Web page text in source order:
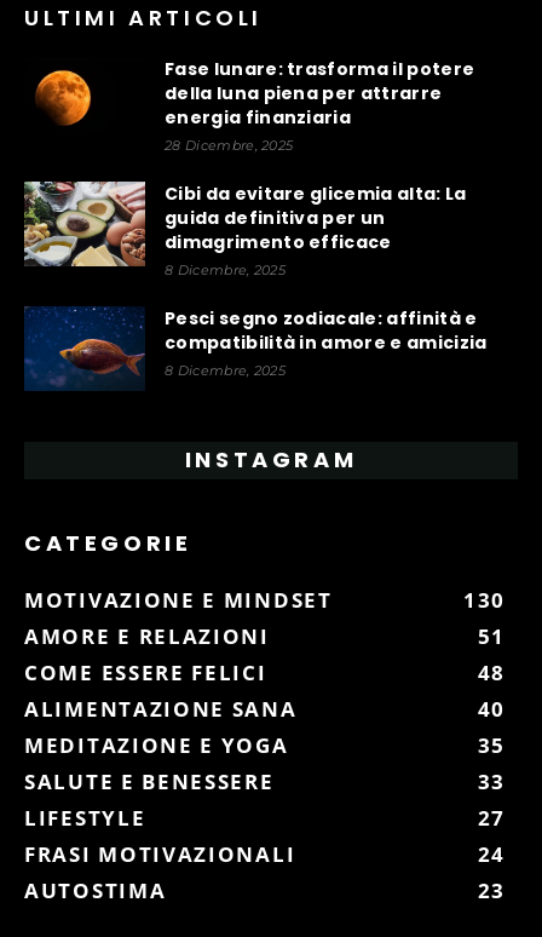
ULTIMI ARTICOLI
Fase lunare: trasforma il potere
della luna piena per attrarre
energia finanziaria
28 Dicembre, 2025
Cibi da evitare glicemia alta: La
guida definitiva per un
dimagrimento efficace
8 Dicembre, 2025
Pesci segno zodiacale: affinità e
compatibilità in amore e amicizia
8 Dicembre, 2025
INSTAGRAM
CATEGORIE
MOTIVAZIONE E MINDSET
130
AMORE E RELAZIONI
51
COME ESSERE FELICI
48
ALIMENTAZIONE SANA
40
MEDITAZIONE E YOGA
35
SALUTE E BENESSERE
33
LIFESTYLE
27
FRASI MOTIVAZIONALI
24
AUTOSTIMA
23